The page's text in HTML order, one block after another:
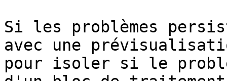
Si les problèmes
avec une
pour isoler si le